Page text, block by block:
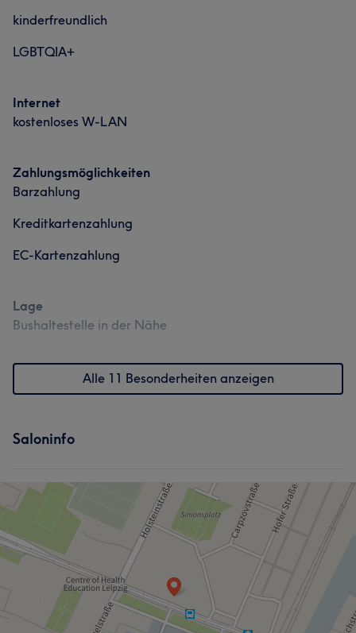
kinderfreundlich
LGBTQIA+
Internet
kostenloses W-LAN
Zahlungsmöglichkeiten
Barzahlung
Kreditkartenzahlung
EC-Kartenzahlung
Lage
Bushaltestelle in der Nähe
Alle 11 Besonderheiten anzeigen
Saloninfo